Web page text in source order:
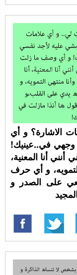
الاشارة؟ و أي
في..عينيك!
أنا المعنية،
التمويه، و أي حرف
على الصدر و